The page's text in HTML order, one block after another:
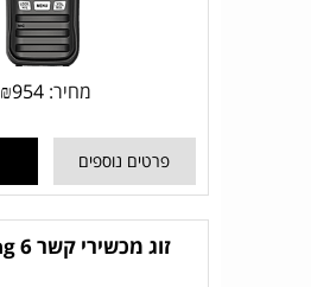
מחיר: ₪954
פרטים נוספים
זוג מכשירי קשר King 6 נטענים